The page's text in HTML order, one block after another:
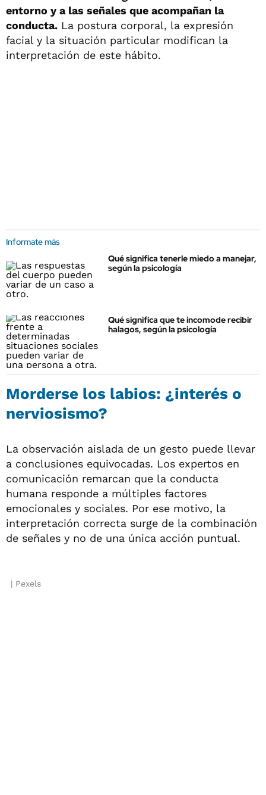
entorno y a las señales que acompañan la
conducta. La postura corporal, la expresión
facial y la situación particular modifican la
interpretación de este hábito.
Informate más
Qué significa tenerle miedo a manejar,
según la psicología
Qué significa que te incomode recibir
halagos, según la psicología
Morderse los labios: ¿interés o
nerviosismo?
La observación aislada de un gesto puede llevar
a conclusiones equivocadas. Los expertos en
comunicación remarcan que la conducta
humana responde a múltiples factores
emocionales y sociales. Por ese motivo, la
interpretación correcta surge de la combinación
de señales y no de una única acción puntual.
Pexels